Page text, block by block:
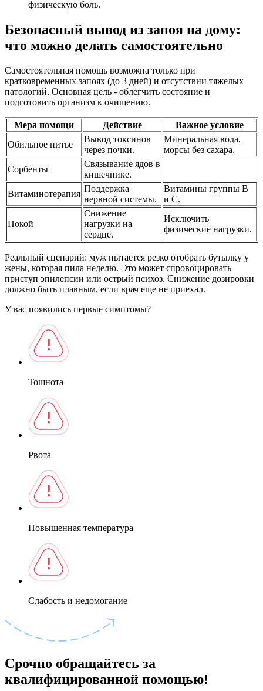
физическую боль.
Безопасный вывод из запоя на дому:
что можно делать самостоятельно
Самостоятельная помощь возможна только при
кратковременных запоях (до 3 дней) и отсутствии тяжелых
патологий. Основная цель - облегчить состояние и
подготовить организм к очищению.
Мера помощи Действие
Важное условие
Обильное питье
Вывод токсинов
через почки.
Минеральная вода,
морсы без сахара.
Сорбенты
Связывание ядов в
кишечнике.
Витаминотерапия
Поддержка
нервной системы.
Витамины группы B
и C.
Покой
Снижение
нагрузки на
сердце.
Исключить
физические нагрузки.
Реальный сценарий: муж пытается резко отобрать бутылку у
жены, которая пила неделю. Это может спровоцировать
приступ эпилепсии или острый психоз. Снижение дозировки
должно быть плавным, если врач еще не приехал.
У вас появились первые симптомы?
Тошнота
Рвота
Повышенная температура
Слабость и недомогание
Срочно обращайтесь за
квалифицированной помощью!